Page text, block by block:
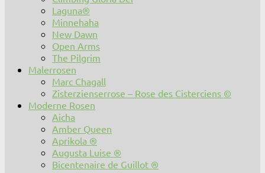
Laguna®
Minnehaha
New Dawn
Open Arms
The Pilgrim
Malerrosen
Marc Chagall
Zisterzienserrose – Rose des Cisterciens ©
Moderne Rosen
Aicha
Amber Queen
Aprikola ®
Augusta Luise ®
Bicentenaire de Guillot ®